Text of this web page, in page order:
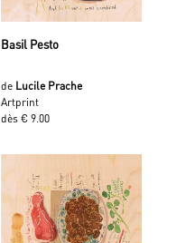
Basil Pesto
de Lucile Prache
Artprint
dès € 9.00